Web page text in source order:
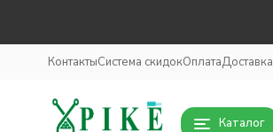
КонтактыСистема скидокОплатаДоставка
Каталог